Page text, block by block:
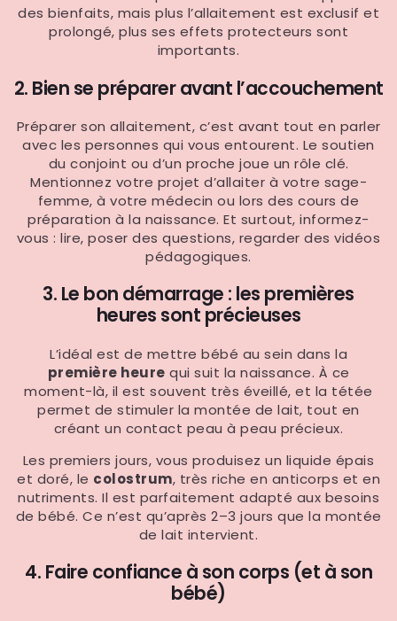
des bienfaits, mais plus l’allaitement est exclusif et
prolongé, plus ses effets protecteurs sont
importants.
2. Bien se préparer avant l’accouchement
Préparer son allaitement, c’est avant tout en parler
avec les personnes qui vous entourent. Le soutien
du conjoint ou d’un proche joue un rôle clé.
Mentionnez votre projet d’allaiter à votre sage-
femme, à votre médecin ou lors des cours de
préparation à la naissance. Et surtout, informez-
vous : lire, poser des questions, regarder des vidéos
pédagogiques.
3. Le bon démarrage : les premières
heures sont précieuses
L’idéal est de mettre bébé au sein dans la
première heure qui suit la naissance. À ce
moment-là, il est souvent très éveillé, et la tétée
permet de stimuler la montée de lait, tout en
créant un contact peau à peau précieux.
Les premiers jours, vous produisez un liquide épais
et doré, le colostrum, très riche en anticorps et en
nutriments. Il est parfaitement adapté aux besoins
de bébé. Ce n’est qu’après 2–3 jours que la montée
de lait intervient.
4. Faire confiance à son corps (et à son
bébé)